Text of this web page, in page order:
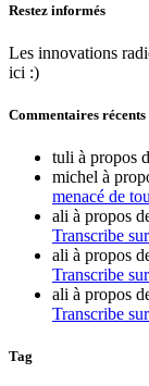
Restez informés
Les innovations
ici :)
Commentaires récents
tuli à propos
michel à
menacé de
ali à propos
Transcribe
ali à propos
Transcribe
ali à propos
Transcribe
Tag